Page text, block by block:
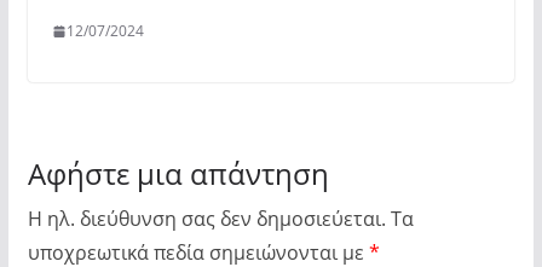
12/07/2024
Αφήστε μια απάντηση
Η ηλ. διεύθυνση σας δεν δημοσιεύεται. Τα
υποχρεωτικά πεδία σημειώνονται με *